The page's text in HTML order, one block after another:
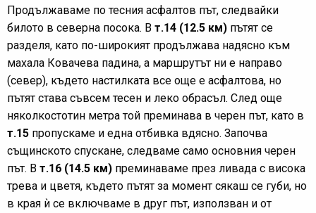
Продължаваме по тесния асфалтов път, следвайки
билото в северна посока. В т.14 (12.5 км) пътят се
разделя, като по-широкият продължава надясно към
махала Ковачева падина, а маршрутът ни е направо
(север), където настилката все още е асфалтова, но
пътят става съвсем тесен и леко обрасъл. След още
няколкостотин метра той преминава в черен път, като в
т.15 пропускаме и една отбивка вдясно. Започва
същинското спускане, следваме само основния черен
път. В т.16 (14.5 км) преминаваме през ливада с висока
трева и цветя, където пътят за момент сякаш се губи, но
в края ѝ се включваме в друг път, използван и от